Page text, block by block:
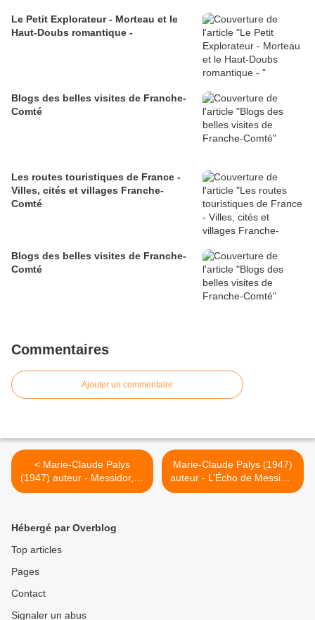
Le Petit Explorateur - Morteau et le
Haut-Doubs romantique -
Blogs des belles visites de Franche-
Comté
Les routes touristiques de France -
Villes, cités et villages Franche-
Comté
Blogs des belles visites de Franche-
Comté
Commentaires
Ajouter un commentaire
< Marie-Claude Palys
(1947) auteur - Messidor, le
Don Doré du Ciel - La
Marie-Claude Palys (1947)
auteur - L’Écho de Messidor
- La menthe >
Hébergé par Overblog
Top articles
Pages
Contact
Signaler un abus